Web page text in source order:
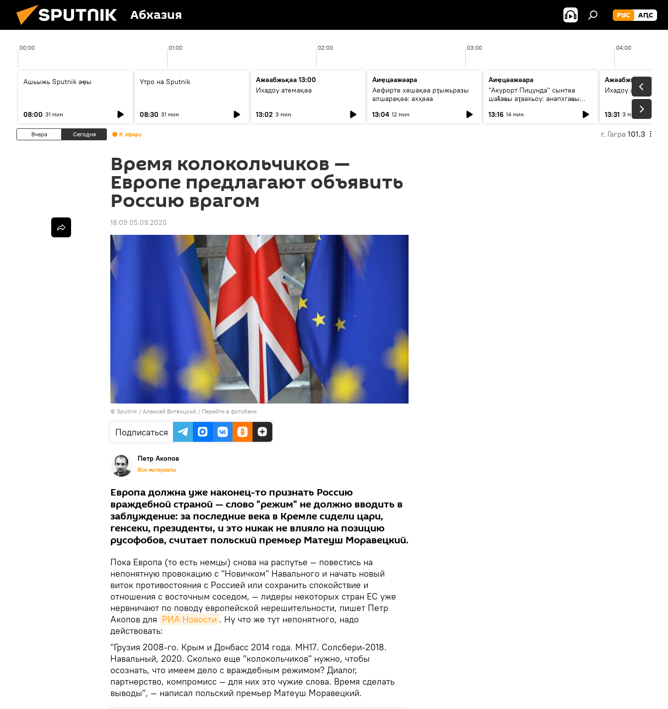
Абхазия РУС АԤС
00:00 01:00 02:00 03:00 04:00
Ашьыжь Sputnik аҿы
08:00 31 мин
Утро на Sputnik
08:30 31 мин
Ажәабжьқәа 13:00
Ихадоу атемақәа
13:02 3 мин
Аиҿцәажәара
Аефиртә хәшақәа рҭыжьразы
алшарақәа: ахҳәаа
13:04 12 мин
Аиҿцәажәара
"Акурорт Пицунда" сынтәа
шаҟаҩы аҭаахьоу: анапхгаҩы
13:16 14 мин
Ажәабжьқәа 13:30
Ихадоу атемақәа
13:31 3 мин
Вчера Сегодня К эфиру г. Гагра 101.3
Время колокольчиков —
Европе предлагают объявить
Россию врагом
18:09 05.09.2020
© Sputnik / Алексей Витвицкий / Перейти в фотобанк
Подписаться
Петр Акопов
Все материалы
Европа должна уже наконец-то признать Россию
враждебной страной — слово "режим" не должно вводить в
заблуждение: за последние века в Кремле сидели цари,
генсеки, президенты, и это никак не влияло на позицию
русофобов, считает польский премьер Матеуш Моравецкий.
Пока Европа (то есть немцы) снова на распутье — повестись на
непонятную провокацию с "Новичком" Навального и начать новый
виток противостояния с Россией или сохранить спокойствие и
отношения с восточным соседом, — лидеры некоторых стран ЕС уже
нервничают по поводу европейской нерешительности, пишет Петр
Акопов для РИА Новости . Ну что же тут непонятного, надо
действовать:
"Грузия 2008-го. Крым и Донбасс 2014 года. МH17. Солсбери-2018.
Навальный, 2020. Сколько еще "колокольчиков" нужно, чтобы
осознать, что имеем дело с враждебным режимом? Диалог,
партнерство, компромисс — для них это чужие слова. Время сделать
выводы", — написал польский премьер Матеуш Моравецкий.